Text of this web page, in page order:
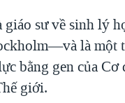
giáo sư về sinh lý
là một
bằng gen của Cơ
giới.